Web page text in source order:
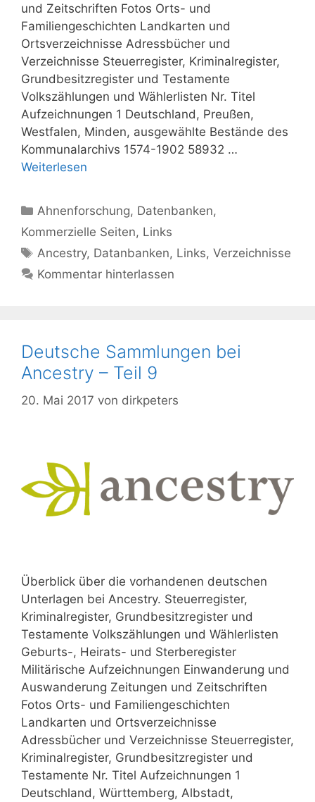
und Zeitschriften Fotos Orts- und
Familiengeschichten Landkarten und
Ortsverzeichnisse Adressbücher und
Verzeichnisse Steuerregister, Kriminalregister,
Grundbesitzregister und Testamente
Volkszählungen und Wählerlisten Nr. Titel
Aufzeichnungen 1 Deutschland, Preußen,
Westfalen, Minden, ausgewählte Bestände des
Kommunalarchivs 1574-1902 58932 …
Weiterlesen
Kategorien
Ahnenforschung, Datenbanken,
Kommerzielle Seiten, Links
Schlagwörter
Ancestry, Datanbanken, Links,Verzeichnisse
Kommentar hinterlassen
Deutsche Sammlungen bei
Ancestry – Teil 9
20. Mai 2017 von dirkpeters
Überblick über die vorhandenen deutschen
Unterlagen bei Ancestry. Steuerregister,
Kriminalregister, Grundbesitzregister und
Testamente Volkszählungen und Wählerlisten
Geburts-, Heirats- und Sterberegister
Militärische Aufzeichnungen Einwanderung und
Auswanderung Zeitungen und Zeitschriften
Fotos Orts- und Familiengeschichten
Landkarten und Ortsverzeichnisse
Adressbücher und Verzeichnisse Steuerregister,
Kriminalregister, Grundbesitzregister und
Testamente Nr. Titel Aufzeichnungen 1
Deutschland, Württemberg, Albstadt,